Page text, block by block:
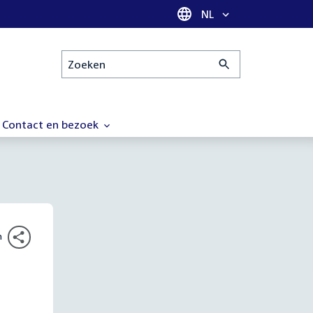
Taal selectie
NL
Zoeken
Contact en bezoek